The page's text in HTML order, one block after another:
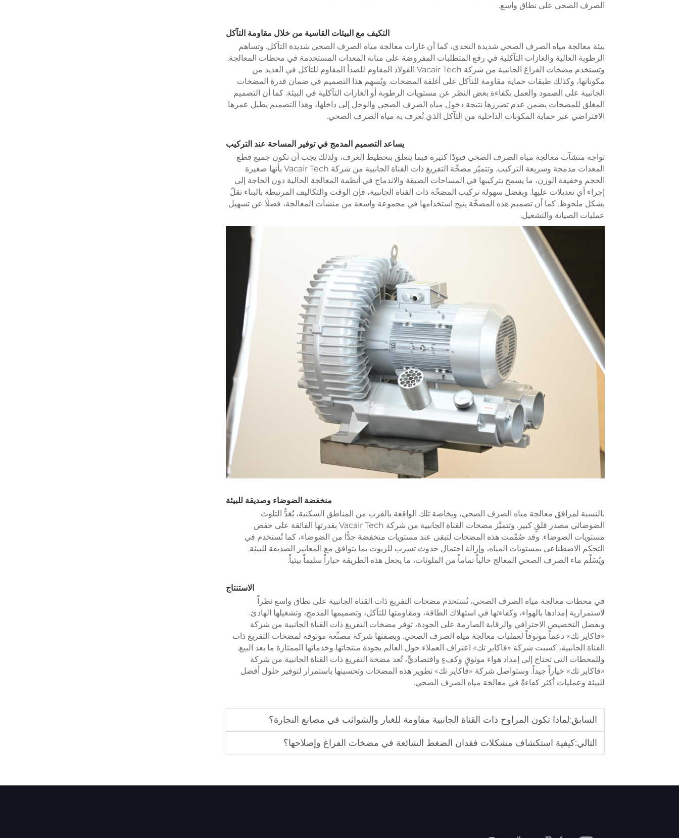
الصرف الصحي على نطاق واسع.
التكيف مع البيئات القاسية من خلال مقاومة التآكل
بيئة معالجة مياه الصرف الصحي شديدة التحدي، كما أن غازات معالجة مياه الصرف الصحي شديدة التآكل. وتساهم
الرطوبة العالية والغازات التآكلية في رفع المتطلبات المفروضة على متانة المعدات المستخدمة في محطات المعالجة.
وتستخدم مضخات الفراغ الجانبية من شركة Vacair Tech الفولاذ المقاوم للصدأ المقاوم للتآكل في العديد من
مكوناتها، وكذلك طبقات حماية مقاومة للتآكل على أغلفة المضخات. ويُسهم هذا التصميم في ضمان قدرة المضخات
الجانبية على الصمود والعمل بكفاءة بغض النظر عن مستويات الرطوبة أو الغازات التآكلية في البيئة. كما أن التصميم
المغلق للمضخات يضمن عدم تضررها نتيجة دخول مياه الصرف الصحي والوحل إلى داخلها، وهذا التصميم يطيل عمرها
الافتراضي عبر حماية المكونات الداخلية من التآكل الذي تُعرف به مياه الصرف الصحي.
يساعد التصميم المدمج في توفير المساحة عند التركيب
تواجه منشآت معالجة مياه الصرف الصحي قيودًا كثيرة فيما يتعلق بتخطيط الغرف، ولذلك يجب أن تكون جميع قطع
المعدات مدمجة وسريعة التركيب. وتتميّز مضخّة التفريغ ذات القناة الجانبية من شركة Vacair Tech بأنها صغيرة
الحجم وخفيفة الوزن، ما يسمح بتركيبها في المساحات الضيقة والاندماج في أنظمة المعالجة الحالية دون الحاجة إلى
إجراء أي تعديلات عليها. وبفضل سهولة تركيب المضخّة ذات القناة الجانبية، فإن الوقت والتكاليف المرتبطة بالبناء تقلّ
بشكل ملحوظ. كما أن تصميم هذه المضخّة يتيح استخدامها في مجموعة واسعة من منشآت المعالجة، فضلًا عن تسهيل
عمليات الصيانة والتشغيل.
منخفضة الضوضاء وصديقة للبيئة
بالنسبة لمرافق معالجة مياه الصرف الصحي، وبخاصة تلك الواقعة بالقرب من المناطق السكنية، يُعَدُّ التلوث
الضوضائي مصدر قلقٍ كبير. وتتميَّز مضخات القناة الجانبية من شركة Vacair Tech بقدرتها الفائقة على خفض
مستويات الضوضاء. وقد صُمِّمت هذه المضخات لتبقى عند مستويات منخفضة جدًّا من الضوضاء، كما تُستخدم في
التحكم الاصطناعي بمستويات المياه، وإزالة احتمال حدوث تسرب للزيوت بما يتوافق مع المعايير الصديقة للبيئة.
ويُسَلَّم ماء الصرف الصحي المعالج خالياً تماماً من الملوثات، ما يجعل هذه الطريقة خياراً سليماً بيئياً.
الاستنتاج
في محطات معالجة مياه الصرف الصحي، تُستخدم مضخات التفريغ ذات القناة الجانبية على نطاق واسع نظراً
لاستمرارية إمدادها بالهواء، وكفاءتها في استهلاك الطاقة، ومقاومتها للتآكل، وتصميمها المدمج، وتشغيلها الهادئ.
وبفضل التخصيص الاحترافي والرقابة الصارمة على الجودة، توفر مضخات التفريغ ذات القناة الجانبية من شركة
«فاكاير تك» دعماً موثوقاً لعمليات معالجة مياه الصرف الصحي. وبصفتها شركة مصنِّعة موثوقة لمضخات التفريغ ذات
القناة الجانبية، كسبت شركة «فاكاير تك» اعتراف العملاء حول العالم بجودة منتجاتها وخدماتها الممتازة ما بعد البيع.
وللمحطات التي تحتاج إلى إمداد هواء موثوقٍ وكفءٍ واقتصاديٍّ، تُعد مضخة التفريغ ذات القناة الجانبية من شركة
«فاكاير تك» خياراً جيداً. وستواصل شركة «فاكاير تك» تطوير هذه المضخات وتحسينها باستمرار لتوفير حلول أفضل
للبيئة وعمليات أكثر كفاءةً في معالجة مياه الصرف الصحي.
السابق:لماذا تكون المراوح ذات القناة الجانبية مقاومة للغبار والشوائب في مصانع النجارة؟
التالي:كيفية استكشاف مشكلات فقدان الضغط الشائعة في مضخات الفراغ وإصلاحها؟